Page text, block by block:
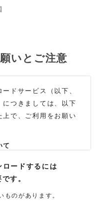
いとご注意
ドサービス（以下、
につきましては、以下
上で、ご利用をお願い
て
人的にご利用する場
ードすることができ
またはダウンロード
ードするには
す。
のがあります。